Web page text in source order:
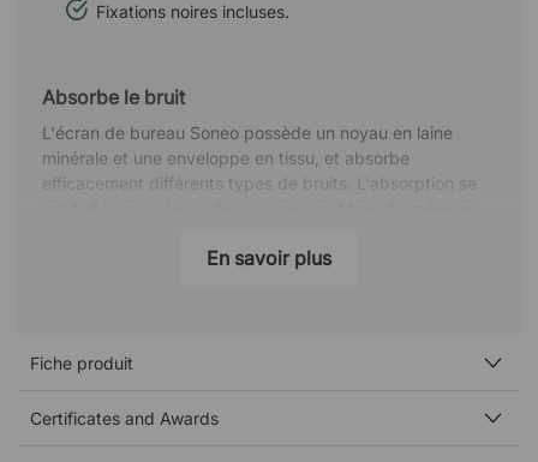
Fixations noires incluses.
Absorbe le bruit
L'écran de bureau Soneo possède un noyau en laine
minérale et une enveloppe en tissu, et absorbe
efficacement différents types de bruits. L'absorption se
empêchant le bruit de se propager sur différentes
travail du reste de la pièce et atténue ainsi les bruits
En savoir plus
Fiche produit
Certificates and Awards